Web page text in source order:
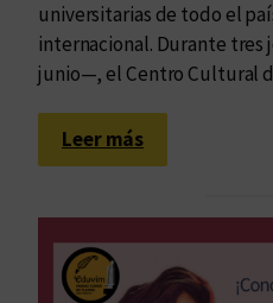
universitarias de todo el
internacional. Durante tres
junio—, el Centro Cultural
Leer más:
F
a